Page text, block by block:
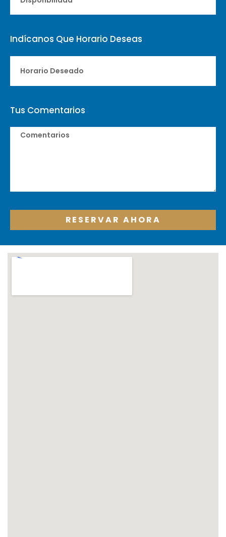
Indícanos Que Horario Deseas
Tus Comentarios
RESERVAR AHORA